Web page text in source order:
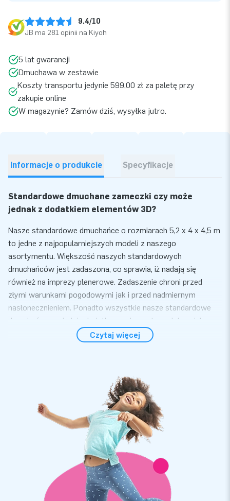
9.4/10
JB ma 281 opinii na Kiyoh
5 lat gwarancji
Dmuchawa w zestawie
Koszty transportu jedynie 599,00 zł za paletę przy
zakupie online
W magazynie? Zamów dziś, wysyłka jutro.
Informacje o produkcie Specyfikacje
Standardowe dmuchane zameczki czy może
jednak z dodatkiem elementów 3D?
Nasze standardowe dmuchańce o rozmiarach 5,2 x 4 x 4,5 m
to jedne z najpopularniejszych modeli z naszego
asortymentu. Większość naszych standardowych
dmuchańców jest zadaszona, co sprawia, iż nadają się
również na imprezy plenerowe. Zadaszenie chroni przed
złymi warunkami pogodowymi jak i przed nadmiernym
nasłonecznieniem. Ponadto wszystkie nasze standardowe
dmuchańce posiadają dodatkowe elementy ozdobne, jak
dmuchane obiekty 3D na dachu, czy okna.
Do rozłożenia standardowego zameczku krowa potrzebujesz
zaledwie 10 minut. Dmuchaniec jest kompaktowy i łatwy w
transporcie. W zestawie: dmuchawa, materiały mocujące,
torba do transportu oraz instrukcja obsługi.
Gwarancja jakości i bezpieczeństwo
Dla firmy JB-dmuchańce najważniejsze jest bezpieczeństwo
naszych produktów. Wszystkie nasze dmuchańce wykonane
są z najwyższej jakości, ognioodpornej i bardzo wytrzymałej,
plandeki PVC, której waga wynosi 680 g/m². Do szycia
Czytaj więcej